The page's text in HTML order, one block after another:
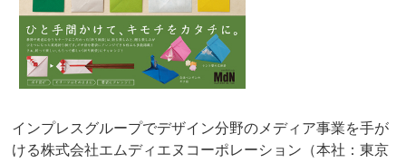
インプレスグループでデザイン分野のメディア事業を手が
ける株式会社エムディエヌコーポレーション（本社：東京